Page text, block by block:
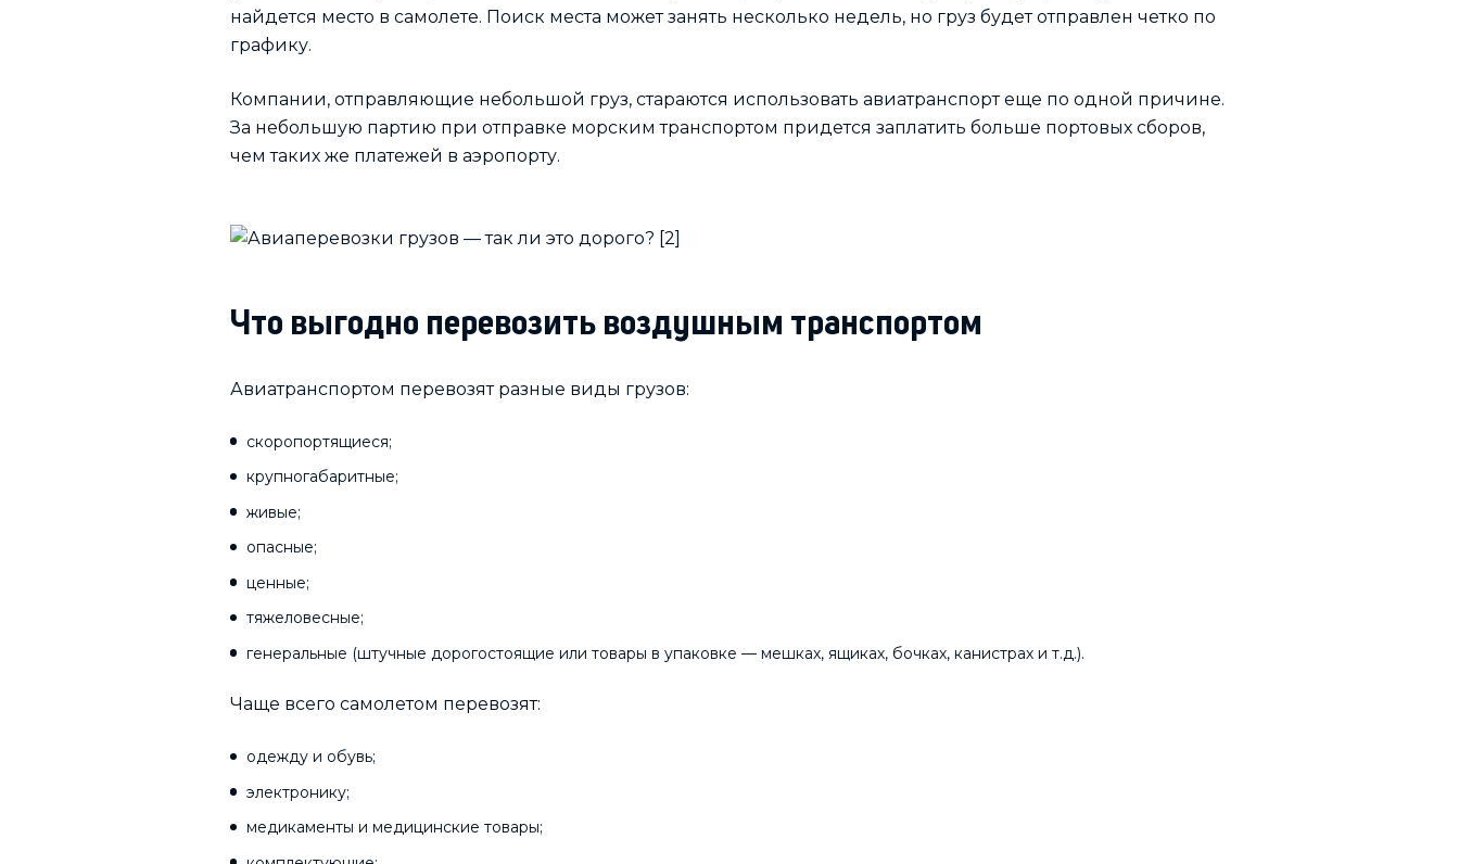
найдется место в самолете. Поиск места может занять несколько недель, но груз будет отправлен четко по
графику.
Компании, отправляющие небольшой груз, стараются использовать авиатранспорт еще по одной причине.
За небольшую партию при отправке морским транспортом придется заплатить больше портовых сборов,
чем таких же платежей в аэропорту.
Что выгодно перевозить воздушным транспортом
Авиатранспортом перевозят разные виды грузов:
скоропортящиеся;
крупногабаритные;
живые;
опасные;
ценные;
тяжеловесные;
генеральные (штучные дорогостоящие или товары в упаковке — мешках, ящиках, бочках, канистрах и т.д.).
Чаще всего самолетом перевозят:
одежду и обувь;
электронику;
медикаменты и медицинские товары;